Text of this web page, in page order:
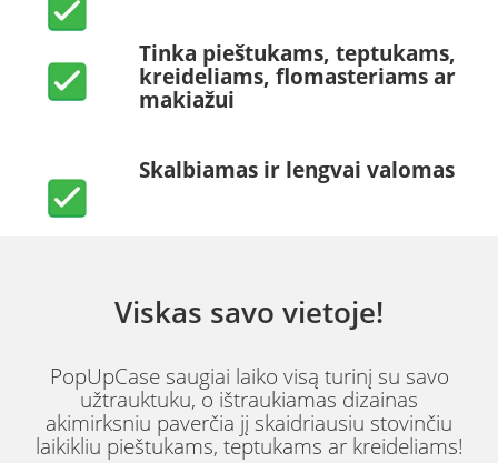
Tinka pieštukams, teptukams,
kreideliams, flomasteriams ar
makiažui
Skalbiamas ir lengvai valomas
Viskas savo vietoje!
PopUpCase saugiai laiko visą turinį su savo
užtrauktuku, o ištraukiamas dizainas
akimirksniu paverčia jį skaidriausiu stovinčiu
laikikliu pieštukams, teptukams ar kreideliams!